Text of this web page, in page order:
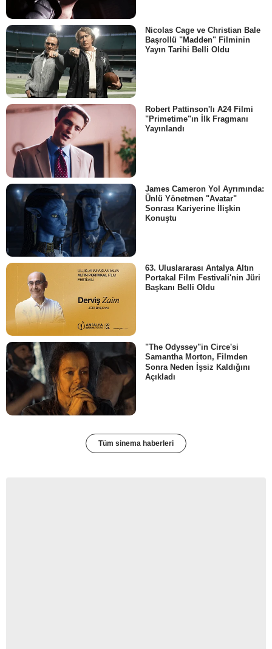
Nicolas Cage ve Christian Bale
Başrollü "Madden" Filminin
Yayın Tarihi Belli Oldu
Robert Pattinson'lı A24 Filmi
"Primetime"ın İlk Fragmanı
Yayınlandı
James Cameron Yol Ayrımında:
Ünlü Yönetmen "Avatar"
Sonrası Kariyerine İlişkin
Konuştu
63. Uluslararası Antalya Altın
Portakal Film Festivali'nin Jüri
Başkanı Belli Oldu
"The Odyssey"in Circe'si
Samantha Morton, Filmden
Sonra Neden İşsiz Kaldığını
Açıkladı
Tüm sinema haberleri